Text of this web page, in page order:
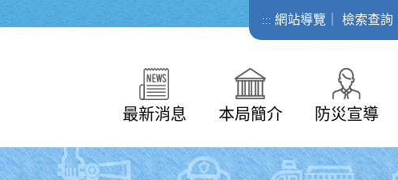
::: 網站導覽 檢索查詢
最新消息 本局簡介 防災宣導